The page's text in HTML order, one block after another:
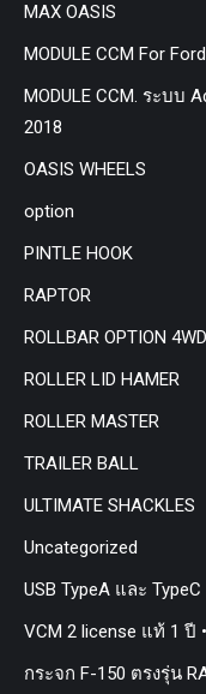
MAX OASIS
MODULE CCM For
MODULE CCM. ระบบ
2018
OASIS WHEELS
option
PINTLE HOOK
RAPTOR
ROLLBAR OPTION 4WD
ROLLER LID HAMER
ROLLER MASTER
TRAILER BALL
ULTIMATE SHACKLES
Uncategorized
USB TypeA และ
VCM 2 license แท้ 1 ปี
กระจก F-150 ตรงรุ่น